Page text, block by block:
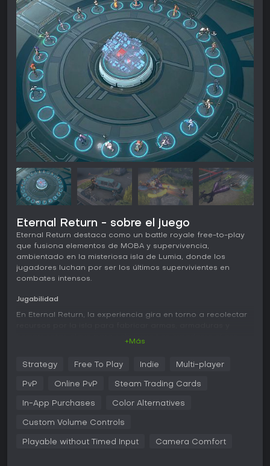
Eternal Return - sobre el juego
Eternal Return destaca como un battle royale free-to-play
que fusiona elementos de MOBA y supervivencia,
ambientado en la misteriosa isla de Lumia, donde los
jugadores luchan por ser los últimos supervivientes en
combates intensos.
Jugabilidad
En Eternal Return, la experiencia gira en torno a recolectar
partidas avanzan por fases: primero exploración y
acumulación de equipo, luego enfrentamientos por
ítems de transición. El combate une acción en tiempo real
de habilidades, todo en perspectiva 2.5D que premia
+Más
Strategy Free To Play Indie Multi-player
PvP Online PvP Steam Trading Cards
In-App Purchases Color Alternatives
Custom Volume Controls
Playable without Timed Input Camera Comfort